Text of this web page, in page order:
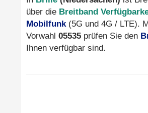
über die Breitband
Mobilfunk(5G und 4G / LTE).
Vorwahl 05535 prüfen Sie den
Ihnen verfügbar sind.